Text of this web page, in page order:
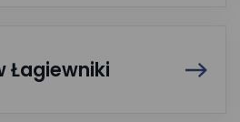
Łagiewniki